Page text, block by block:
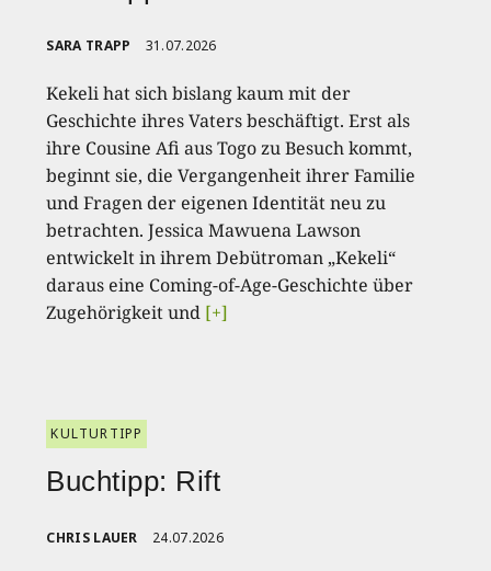
SARA TRAPP 31.07.2026
Kekeli hat sich bislang kaum mit der
Geschichte ihres Vaters beschäftigt. Erst als
ihre Cousine Afi aus Togo zu Besuch kommt,
beginnt sie, die Vergangenheit ihrer Familie
und Fragen der eigenen Identität neu zu
betrachten. Jessica Mawuena Lawson
entwickelt in ihrem Debütroman „Kekeli“
daraus eine Coming-of-Age-Geschichte über
Zugehörigkeit und [+]
KULTURTIPP
Buchtipp: Rift
CHRIS LAUER 24.07.2026